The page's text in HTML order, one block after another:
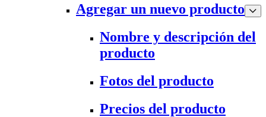
Agregar un nuevo producto
Nombre y descripción del
producto
Fotos del producto
Precios del producto